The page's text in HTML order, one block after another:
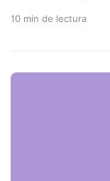
10 min de lectura